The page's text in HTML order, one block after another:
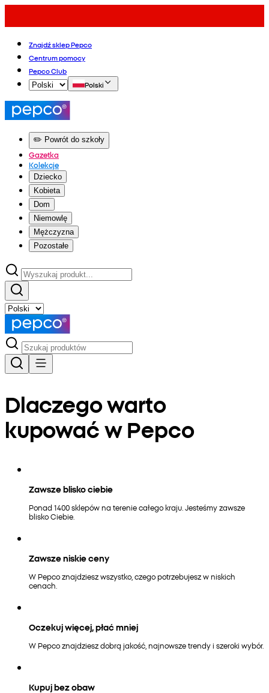
Znajdź sklep Pepco
Centrum pomocy
Pepco Club
Polski
✏️ Powrót do szkoły
Gazetka
Kolekcje
Dziecko
Kobieta
Dom
Niemowlę
Mężczyzna
Pozostałe
Dlaczego warto
kupować w Pepco
Zawsze blisko ciebie
Ponad 1400 sklepów na terenie całego kraju. Jesteśmy zawsze
blisko Ciebie.
Zawsze niskie ceny
W Pepco znajdziesz wszystko, czego potrzebujesz w niskich
cenach.
Oczekuj więcej, płać mniej
W Pepco znajdziesz dobrą jakość, najnowsze trendy i szeroki wybór.
Kupuj bez obaw